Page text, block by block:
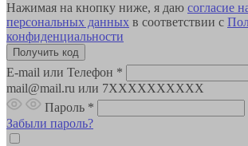
Нажимая на кнопку ниже, я даю согласие
персональных данных в соответствии с
конфиденциальности
E-mail или Телефон *
mail@mail.ru или 7XXXXXXXXXX
Пароль *
Забыли пароль?